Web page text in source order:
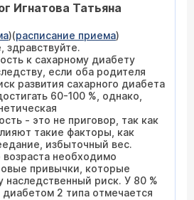
Игнатова Татьяна
)(расписание приема)
здравствуйте.
к сахарному диабету
если оба родителя
развития сахарного диабета
60-100 %, однако,
- это не приговор, так как
такие факторы, как
избыточный вес.
возраста необходимо
привычки, которые
наследственный риск. У 80 %
2 типа отмечается